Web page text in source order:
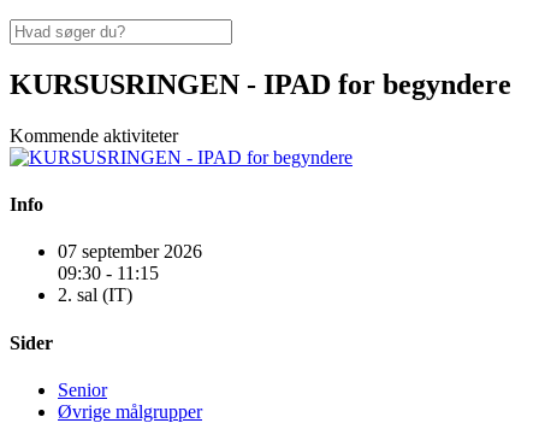
KURSUSRINGEN - IPAD for begyndere
Kommende aktiviteter
Info
07 september 2026
09:30 - 11:15
2. sal (IT)
Sider
Senior
Øvrige målgrupper